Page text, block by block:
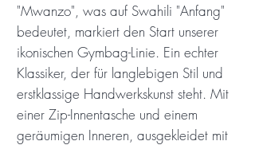
"Mwanzo", was auf Swahili "Anfang"
bedeutet, markiert den Start unserer
ikonischen Gymbag-Linie. Ein echter
Klassiker, der für langlebigen Stil und
erstklassige Handwerkskunst steht. Mit
einer Zip-Innentasche und einem
geräumigen Inneren, ausgekleidet mit